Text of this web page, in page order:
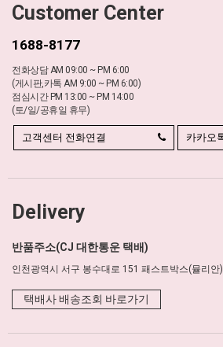
Customer Center
1688-8177
전화상담 AM 09:00 ~ PM 6:00
(게시판,카톡 AM 9:00 ~ PM 6:00)
점심시간 PM 13:00 ~ PM 14:00
(토/일/공휴일 휴무)
고객센터 전화연결 카카오
Delivery
반품주소(CJ 대한통운 택배)
인천광역시 서구 봉수대로 151 패스트박스(뮬리안)
택배사 배송조회 바로가기